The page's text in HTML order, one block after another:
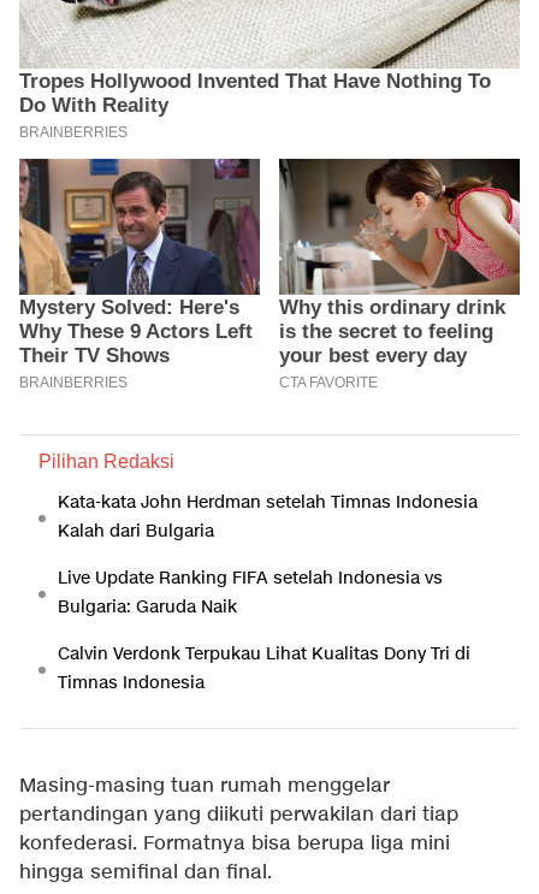
Pilihan Redaksi
Kata-kata John Herdman setelah Timnas Indonesia
Kalah dari Bulgaria
Live Update Ranking FIFA setelah Indonesia vs
Bulgaria: Garuda Naik
Calvin Verdonk Terpukau Lihat Kualitas Dony Tri di
Timnas Indonesia
Masing-masing tuan rumah menggelar
pertandingan yang diikuti perwakilan dari tiap
konfederasi. Formatnya bisa berupa liga mini
hingga semifinal dan final.